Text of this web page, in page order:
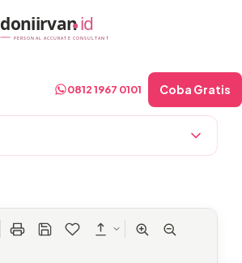
doniirvanid
PERSONAL ACCURATE CONSULTANT
0812 1967 0101 Coba Gratis